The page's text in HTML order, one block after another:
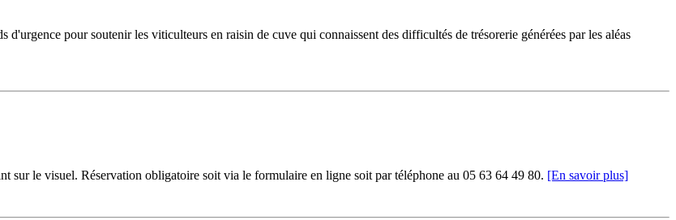
pour soutenir les viticulteurs en raisin de cuve qui connaissent des difficultés de trésorerie générées par les aléas
sur le visuel. Réservation obligatoire soit via le formulaire en ligne soit par téléphone au 05 63 64 49 80. [En savoir plus]